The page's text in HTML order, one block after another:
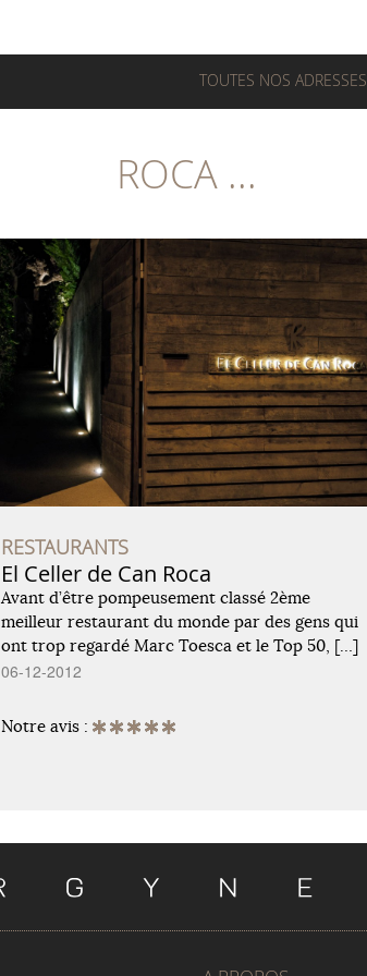
TOUTES NOS ADRESSES
ROCA ...
RESTAURANTS
El Celler de Can Roca
Avant d’être pompeusement classé 2ème
meilleur restaurant du monde par des gens qui
ont trop regardé Marc Toesca et le Top 50, […]
06-12-2012
Notre avis :